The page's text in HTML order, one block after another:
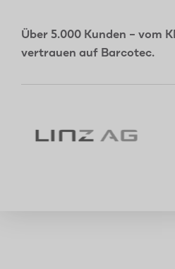
Über 5.000 Kunden – vom
vertrauen auf Barcotec.